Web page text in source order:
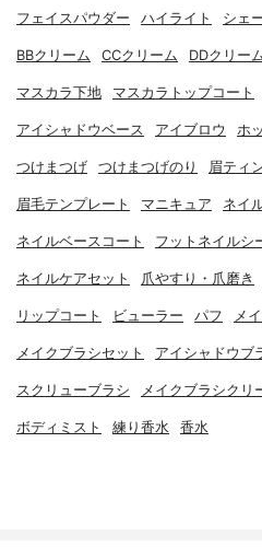
フェイスパウダー ハイライト シェ
BBクリーム CCクリーム DDクリー
マスカラ下地 マスカラトップコート
アイシャドウベース アイブロウ ホ
つけまつげ つけまつげのり 眉ティ
眉毛テンプレート マニキュア ネイ
ネイルベースコート フットネイルシ
ネイルケアセット 爪やすり・爪磨き
リップコート ビューラー パフ メ
メイクブラシセット アイシャドウブ
スクリューブラシ メイクブラシクリ
ボディミスト 練り香水 香水